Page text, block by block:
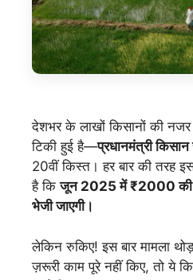
देशभर के लाखों किसानों की
टिकी हुई है—प्रधानमंत्री किसान
20वीं किस्त। हर बार की तरह इस
है किजून 2025 में ₹2000 की
भेजी जाएगी।
लेकिन रुकिए! इस बार मामला
ज़रूरी काम पूरे नहीं किए, तो ये